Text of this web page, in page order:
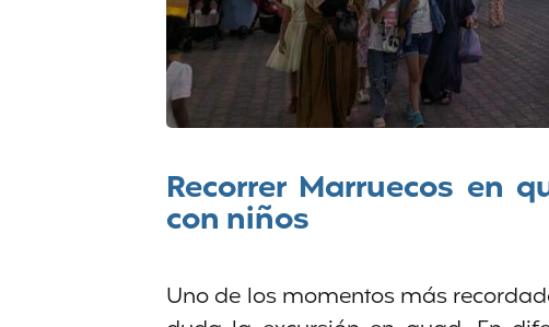
Recorrer Marruecos en
con niños
Uno de los momentos más